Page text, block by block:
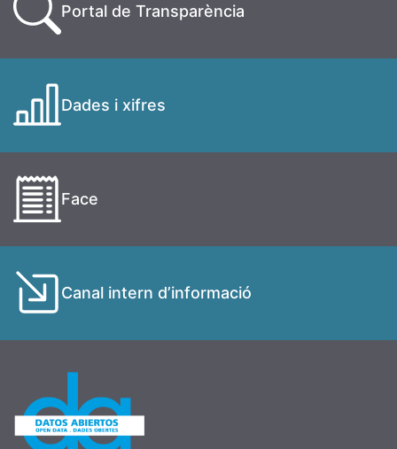
Portal de Transparència
Dades i xifres
Face
Canal intern d’informació